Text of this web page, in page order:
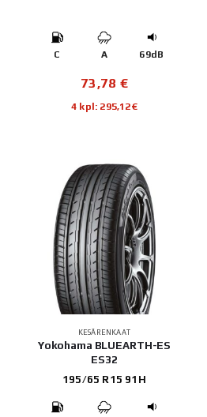
C A 69dB
73,78 €
4 kpl: 295,12€
KESÄRENKAAT
Yokohama BLUEARTH-ES
ES32
195/65 R15 91H